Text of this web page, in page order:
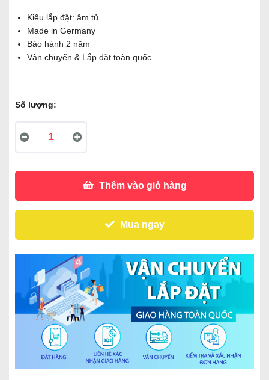
Kiểu lắp đặt: âm tủ
Made in Germany
Bảo hành 2 năm
Vận chuyển & Lắp đặt toàn quốc
Số lượng:
Thêm vào giỏ hàng
Mua ngay